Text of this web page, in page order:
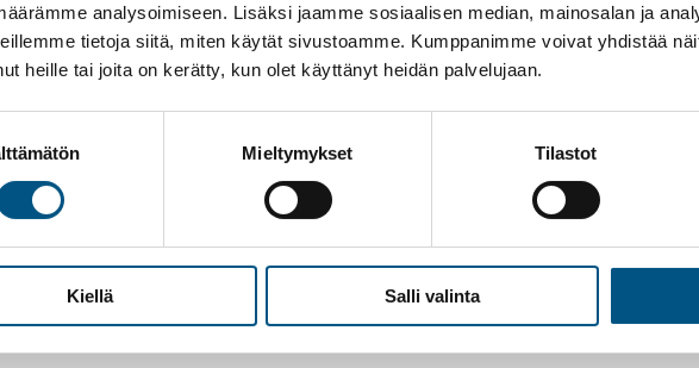
analysoimiseen. Lisäksi jaamme sosiaalisen median, mainosalan ja
tietoja siitä, miten käytät sivustoamme. Kumppanimme voivat yhdistää
heille tai joita on kerätty, kun olet käyttänyt heidän palvelujaan.
Mieltymykset Tilastot
Kiellä Salli valinta
kasvava
kuin
kehityksestä käy
yksilön ja
vihreämmäksi
myös
Onko työlistallasi hissihuollon kilpailuttaminen?
Oletko ehkä lykännyt sitä, koska et ole aivan
varma, mistä nykyinen hinta koostuu ja koko
tehtävä tuntuu siksi sekavalta? Tiedätkö, mitä
saada? Anna meidän auttaa ja pyydä
vaihtoehtoinen tarjous, me kerromme selkeästi,
mitä meiltä saa rahan vastineeksi.